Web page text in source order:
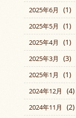
2025年6月 (1)
2025年5月 (1)
2025年4月 (1)
2025年3月 (3)
2025年1月 (1)
2024年12月 (4)
2024年11月 (2)